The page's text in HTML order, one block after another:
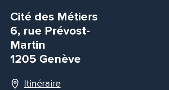
Cité des Métiers
6, rue Prévost-
Martin
1205 Genève
Itinéraire